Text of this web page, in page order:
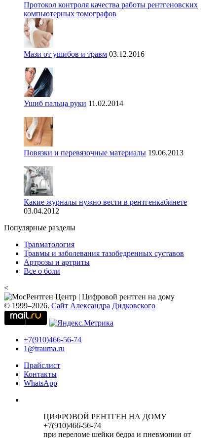
Протокол контроля качества работы рентгеновских
компьютерных томографов
Мази от ушибов и травм 03.12.2016
Ушиб пальца руки 11.02.2014
Повязки и перевязочные материалы 19.06.2013
Какие журналы нужно вести в рентгенкабинете
03.04.2012
Популярные разделы
Травматология
Травмы и заболевания тазобедренных суставов
Артрозы и артриты
Все о боли
<
© 1999–2026. Сайт Александра Дидковского
+7(910)466-56-74
1@trauma.ru
Прайслист
Контакты
WhatsApp
ЦИФРОВОЙ РЕНТГЕН НА ДОМУ
+7(910)466-56-74
при переломе шейки бедра и пневмонии от